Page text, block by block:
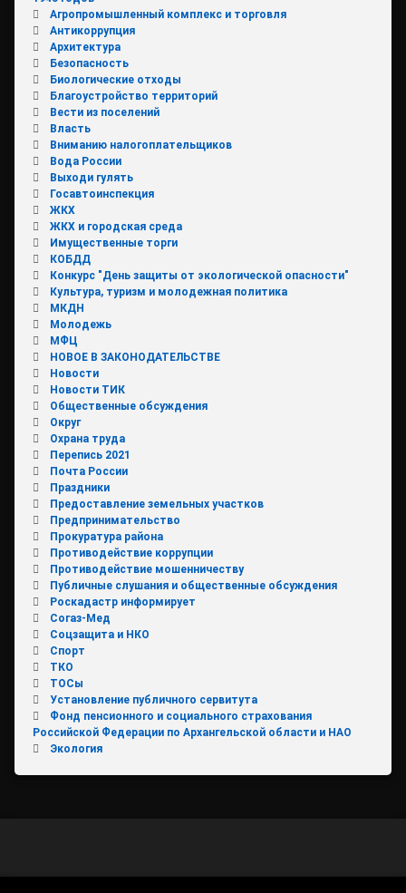
Агропромышленный комплекс и торговля
Антикоррупция
Архитектура
Безопасность
Биологические отходы
Благоустройство территорий
Вести из поселений
Власть
Вниманию налогоплательщиков
Вода России
Выходи гулять
Госавтоинспекция
ЖКХ
ЖКХ и городская среда
Имущественные торги
КОБДД
Конкурс "День защиты от экологической опасности"
Культура, туризм и молодежная политика
МКДН
Молодежь
МФЦ
НОВОЕ В ЗАКОНОДАТЕЛЬСТВЕ
Новости
Новости ТИК
Общественные обсуждения
Округ
Охрана труда
Перепись 2021
Почта России
Праздники
Предоставление земельных участков
Предпринимательство
Прокуратура района
Противодействие коррупции
Противодействие мошенничеству
Публичные слушания и общественные обсуждения
Роскадастр информирует
Согаз-Мед
Соцзащита и НКО
Спорт
ТКО
ТОСы
Установление публичного сервитута
Фонд пенсионного и социального страхования
Российской Федерации по Архангельской области и НАО
Экология